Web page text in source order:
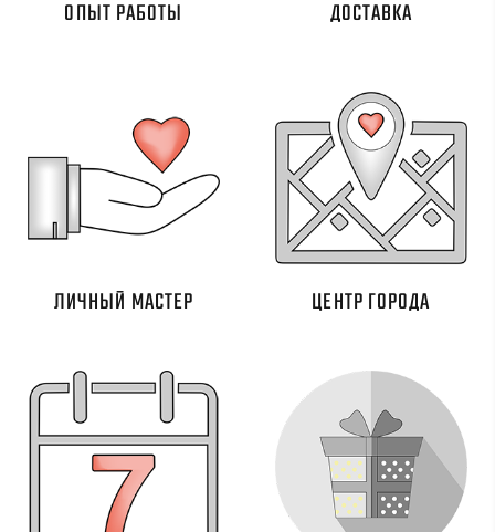
ОПЫТ РАБОТЫ ДОСТАВКА
ЛИЧНЫЙ МАСТЕР ЦЕНТР ГОРОДА